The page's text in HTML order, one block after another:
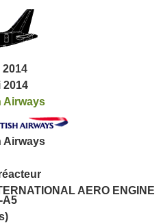
2014
2014
Airways
Airways
AERO ENGINE
A5